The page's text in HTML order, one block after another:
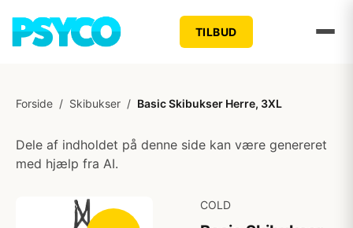
TILBUD
Forside / Skibukser / Basic Skibukser Herre, 3XL
Dele af indholdet på denne side kan være genereret
med hjælp fra AI.
COLD